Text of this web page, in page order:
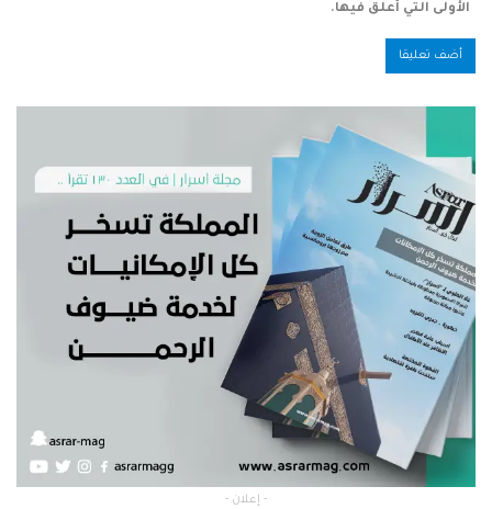
الأولى التي أعلق فيها.
- إعلان -